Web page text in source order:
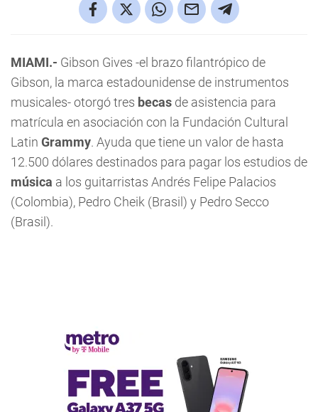
MIAMI.- Gibson Gives -el brazo filantrópico de
Gibson, la marca estadounidense de instrumentos
musicales- otorgó tres becas de asistencia para
matrícula en asociación con la Fundación Cultural
Latin Grammy. Ayuda que tiene un valor de hasta
12.500 dólares destinados para pagar los estudios de
música a los guitarristas Andrés Felipe Palacios
(Colombia), Pedro Cheik (Brasil) y Pedro Secco
(Brasil).